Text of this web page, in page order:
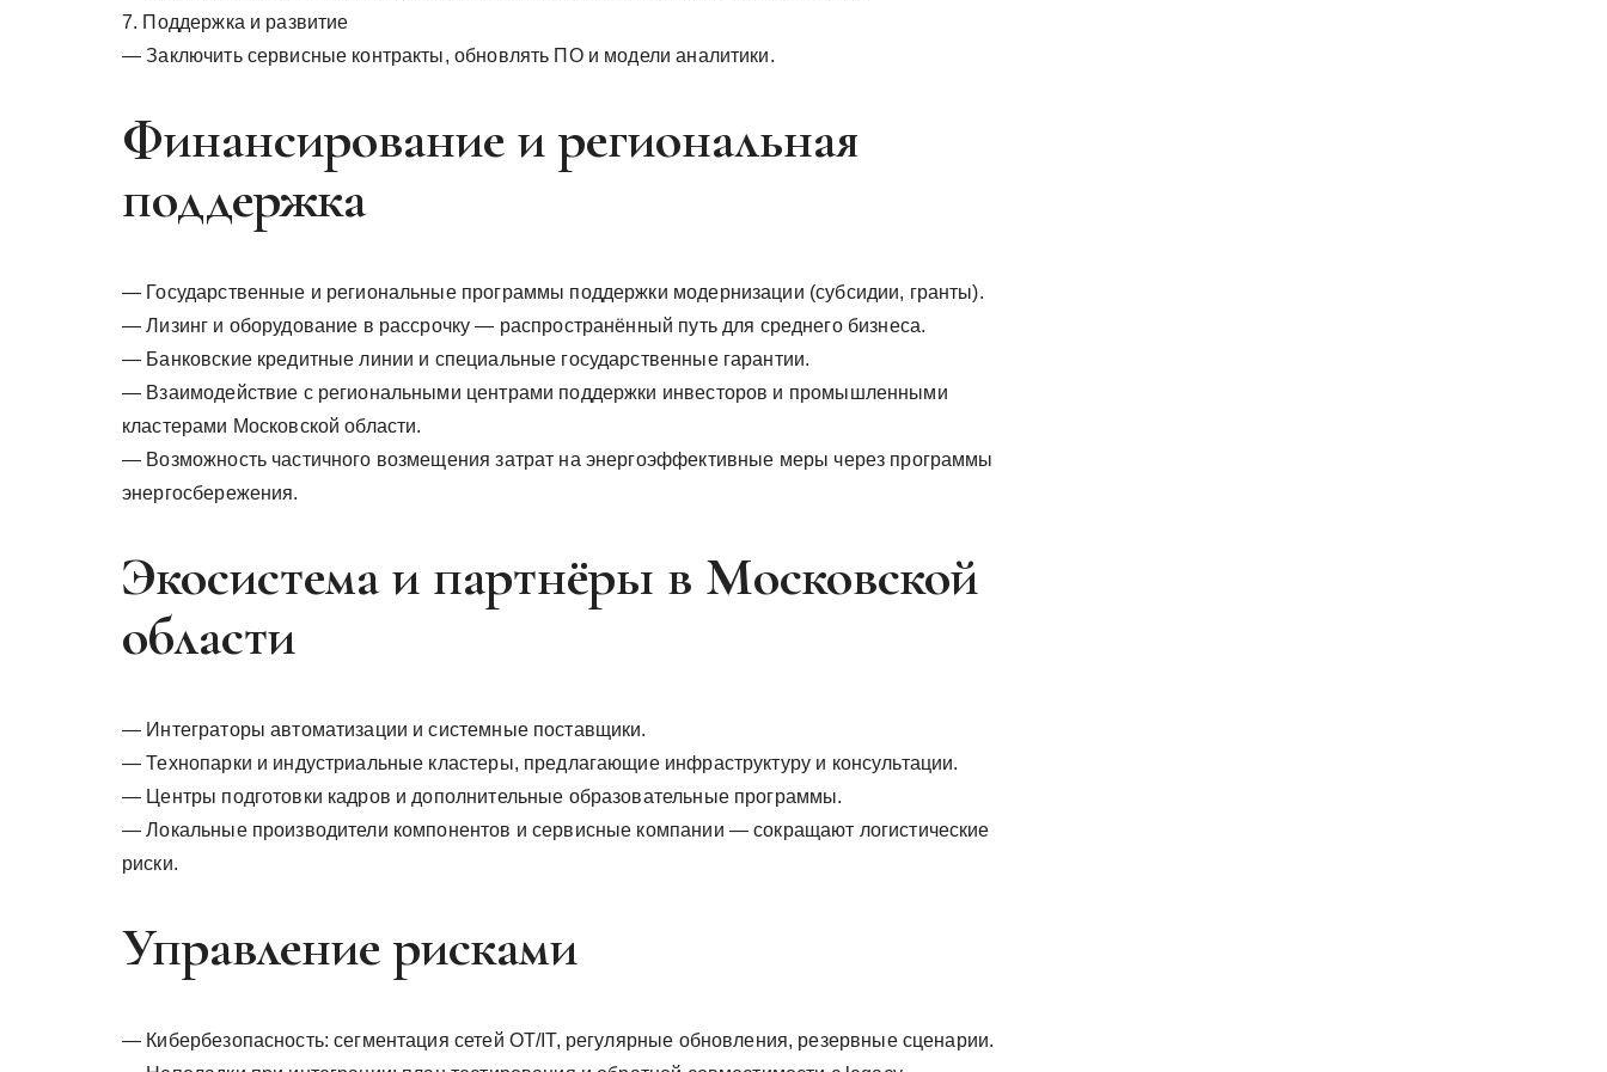
7. Поддержка и развитие
— Заключить сервисные контракты, обновлять ПО и модели аналитики.
Финансирование и региональная
поддержка
— Государственные и региональные программы поддержки модернизации (субсидии, гранты).
— Лизинг и оборудование в рассрочку — распространённый путь для среднего бизнеса.
— Банковские кредитные линии и специальные государственные гарантии.
— Взаимодействие с региональными центрами поддержки инвесторов и промышленными
кластерами Московской области.
— Возможность частичного возмещения затрат на энергоэффективные меры через программы
энергосбережения.
Экосистема и партнёры в Московской
области
— Интеграторы автоматизации и системные поставщики.
— Технопарки и индустриальные кластеры, предлагающие инфраструктуру и консультации.
— Центры подготовки кадров и дополнительные образовательные программы.
— Локальные производители компонентов и сервисные компании — сокращают логистические
риски.
Управление рисками
— Кибербезопасность: сегментация сетей OT/IT, регулярные обновления, резервные сценарии.